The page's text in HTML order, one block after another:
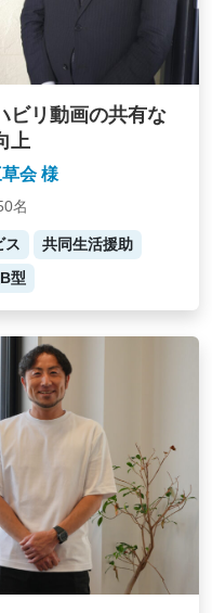
ビリ動画の共有な
上
会 様
名
ス
共同生活援助
型